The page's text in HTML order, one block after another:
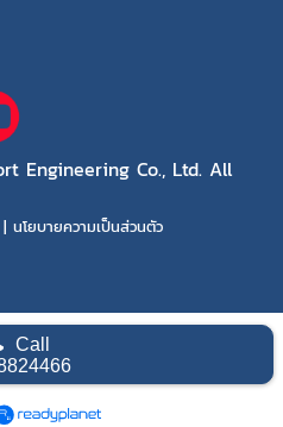
Engineering Co., Ltd. All
นโยบายความเป็นส่วนตัว
Call